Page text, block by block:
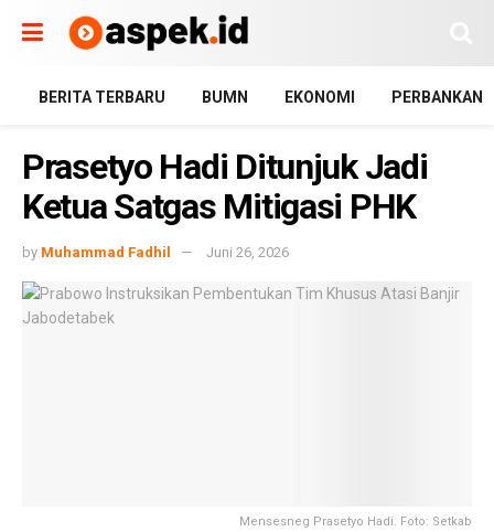
BERITA TERBARU BUMN EKONOMI PERBANKAN
Prasetyo Hadi Ditunjuk Jadi
Ketua Satgas Mitigasi PHK
by Muhammad Fadhil Juni 26, 2026
Mensesneg Prasetyo Hadi. Foto: Setkab